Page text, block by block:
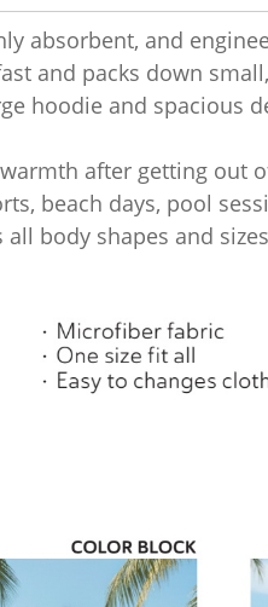
absorbent, and
and packs down
hoodie and spacious
after getting out
beach days, pool
body shapes and